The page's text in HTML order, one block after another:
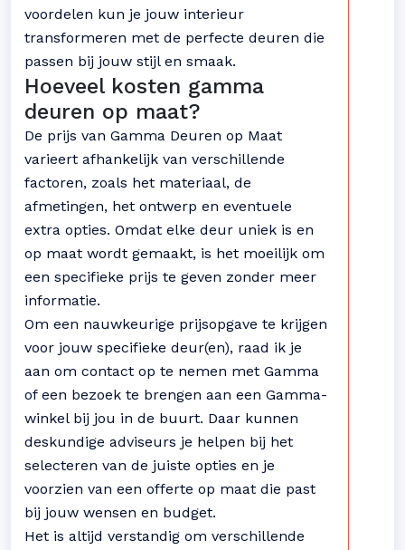
voordelen kun je jouw interieur
transformeren met de perfecte deuren die
passen bij jouw stijl en smaak.
Hoeveel kosten gamma
deuren op maat?
De prijs van Gamma Deuren op Maat
varieert afhankelijk van verschillende
factoren, zoals het materiaal, de
afmetingen, het ontwerp en eventuele
extra opties. Omdat elke deur uniek is en
op maat wordt gemaakt, is het moeilijk om
een specifieke prijs te geven zonder meer
informatie.
Om een nauwkeurige prijsopgave te krijgen
voor jouw specifieke deur(en), raad ik je
aan om contact op te nemen met Gamma
of een bezoek te brengen aan een Gamma-
winkel bij jou in de buurt. Daar kunnen
deskundige adviseurs je helpen bij het
selecteren van de juiste opties en je
voorzien van een offerte op maat die past
bij jouw wensen en budget.
Het is altijd verstandig om verschillende